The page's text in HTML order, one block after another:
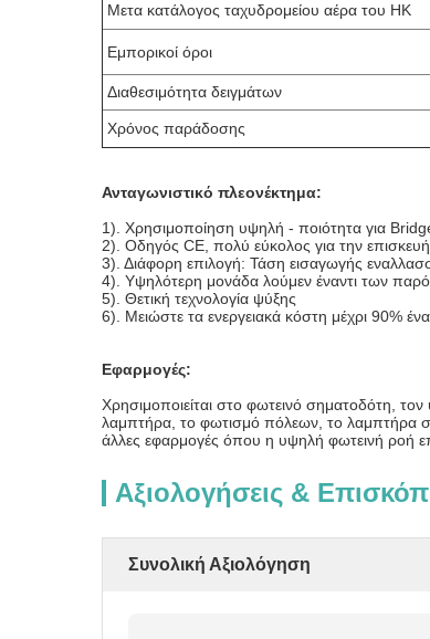
Μετα κατάλογος ταχυδρομείου αέρα του HK
Εμπορικοί όροι
Διαθεσιμότητα δειγμάτων
Χρόνος παράδοσης
Ανταγωνιστικό πλεονέκτημα:
1). Χρησιμοποίηση υψηλή - ποιότητα για
2). Οδηγός CE, πολύ εύκολος για την
3). Διάφορη επιλογή: Τάση εισαγωγής
4). Υψηλότερη μονάδα λούμεν έναντι των
5). Θετική τεχνολογία ψύξης
6). Μειώστε τα ενεργειακά κόστη μέχρι 90%
Εφαρμογές:
Χρησιμοποιείται στο φωτεινό σηματοδότη,
λαμπτήρα, το φωτισμό πόλεων, το λαμπτήρα
άλλες εφαρμογές όπου η υψηλή φωτεινή ροή
Αξιολογήσεις &
Συνολική Αξιολόγηση